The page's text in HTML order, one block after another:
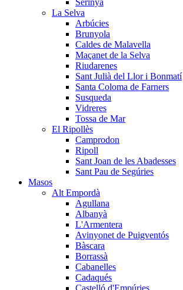
Serinyà
La Selva
Arbúcies
Brunyola
Caldes de Malavella
Maçanet de la Selva
Riudarenes
Sant Julià del Llor i Bonmatí
Santa Coloma de Farners
Susqueda
Vidreres
Tossa de Mar
El Ripollès
Camprodon
Ripoll
Sant Joan de les Abadesses
Sant Pau de Segúries
Masos
Alt Empordà
Agullana
Albanyà
L'Armentera
Avinyonet de Puigventós
Bàscara
Borrassà
Cabanelles
Cadaqués
Castelló d'Empúries